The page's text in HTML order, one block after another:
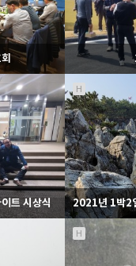
트 시상식
H
H